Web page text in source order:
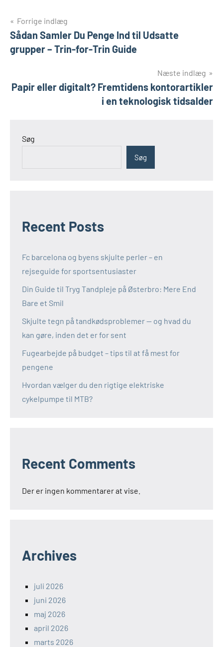
Indlægsnavigation
Forrige indlæg
Sådan Samler Du Penge Ind til Udsatte
grupper – Trin-for-Trin Guide
Næste indlæg
Papir eller digitalt? Fremtidens kontorartikler
i en teknologisk tidsalder
Søg
Søg
Recent Posts
Fc barcelona og byens skjulte perler – en
rejseguide for sportsentusiaster
Din Guide til Tryg Tandpleje på Østerbro: Mere End
Bare et Smil
Skjulte tegn på tandkødsproblemer — og hvad du
kan gøre, inden det er for sent
Fugearbejde på budget – tips til at få mest for
pengene
Hvordan vælger du den rigtige elektriske
cykelpumpe til MTB?
Recent Comments
Der er ingen kommentarer at vise.
Archives
juli 2026
juni 2026
maj 2026
april 2026
marts 2026